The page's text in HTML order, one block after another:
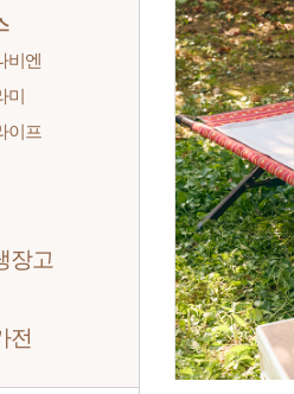
비엔
미
이프
장고
전